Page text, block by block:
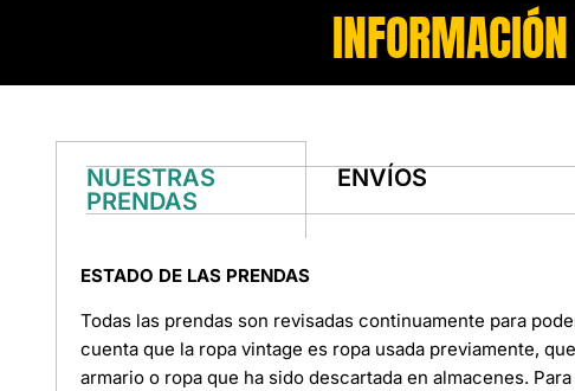
NUESTRAS
PRENDAS
ENVÍOS
ESTADO DE LAS PRENDAS
Todas las prendas son revisadas continuamente para
cuenta que la ropa vintage es ropa usada previamente,
armario o ropa que ha sido descartada en almacenes.